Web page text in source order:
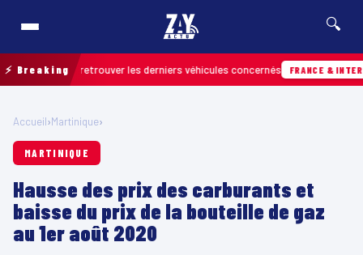
🔍
⚡ Breaking
pour retrouver les derniers véhicules concernés FRANCE &
Accueil›Martinique›
MARTINIQUE
Hausse des prix des carburants et
baisse du prix de la bouteille de gaz
au 1er août 2020